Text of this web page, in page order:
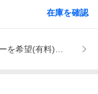
在庫を確認
を希望(有料)、ラッピ